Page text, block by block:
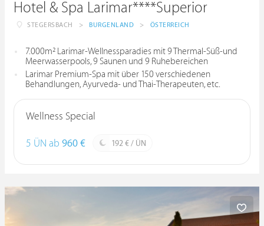
Hotel & Spa Larimar****Superior
STEGERSBACH > BURGENLAND > ÖSTERREICH
7.000m² Larimar-Wellnessparadies mit 9 Thermal-Süß-und
Meerwasserpools, 9 Saunen und 9 Ruhebereichen
Larimar Premium-Spa mit über 150 verschiedenen
Behandlungen, Ayurveda- und Thai-Therapeuten, etc.
Wellness Special
5 ÜN ab 960 € 192 € / ÜN